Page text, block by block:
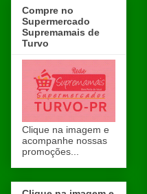
Compre no
Supermercado
Supremamais de
Turvo
Clique na imagem e
acompanhe nossas
promoções...